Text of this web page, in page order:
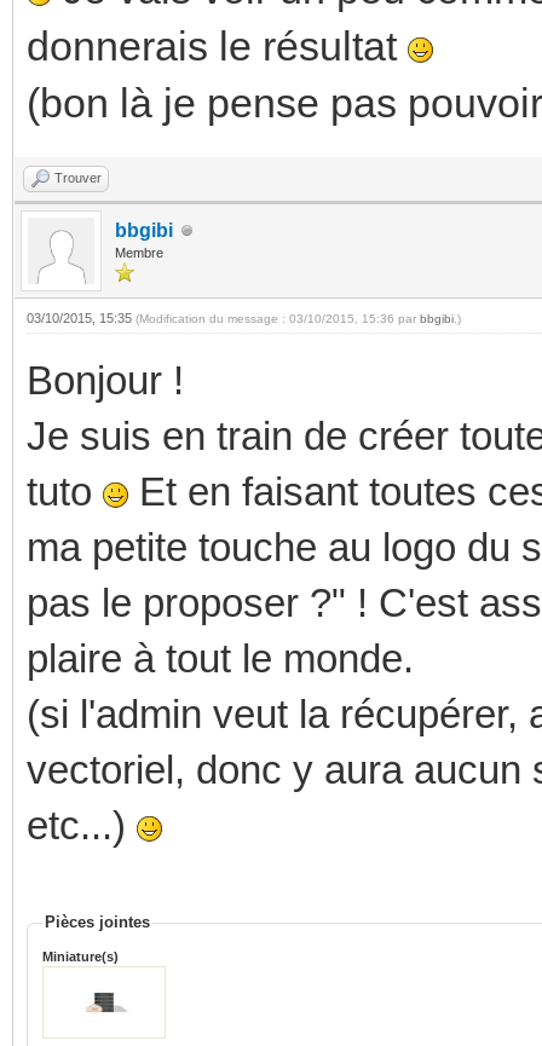
donnerais le résultat
(bon là je pense pas
Trouver
bbgibi
Membre
03/10/2015, 15:35 (Modification du message : 03/10/2015, 15:36 par bbgibi .)
Bonjour !
Je suis en train de créer
tuto
Et en faisant toutes
ma petite touche au logo du
pas le proposer ?" ! C'est
plaire à tout le monde.
(si l'admin veut la récupérer,
vectoriel, donc y aura aucun
etc...)
Pièces jointes
Miniature(s)